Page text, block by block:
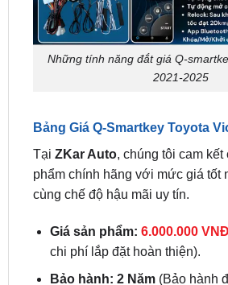
Những tính năng đắt giá Q-
2021-2025
Bảng Giá Q-Smartkey Toyota
Tại ZKar Auto, chúng tôi cam kết
phẩm chính hãng với mức giá tốt
cùng chế độ hậu mãi uy tín.
Giá sản phẩm: 6.000.000 VNĐ
chi phí lắp đặt hoàn thiện).
Bảo hành: 2 Năm (Bảo hành